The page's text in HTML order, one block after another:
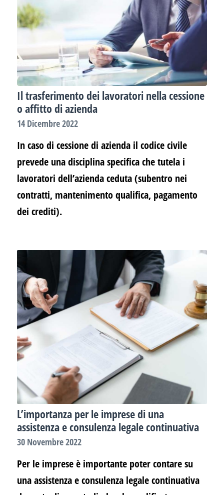
Il trasferimento dei lavoratori nella cessione
o affitto di azienda
14 Dicembre 2022
In caso di cessione di azienda il codice civile
prevede una disciplina specifica che tutela i
lavoratori dell’azienda ceduta (subentro nei
contratti, mantenimento qualifica, pagamento
dei crediti).
L’importanza per le imprese di una
assistenza e consulenza legale continuativa
30 Novembre 2022
Per le imprese è importante poter contare su
una assistenza e consulenza legale continuativa